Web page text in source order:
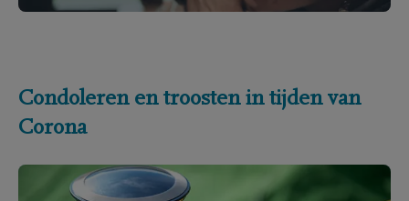
Condoleren en troosten in tijden van
Corona